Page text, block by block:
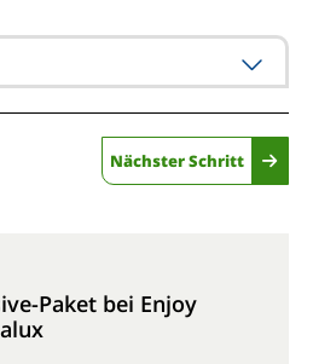
Nächster Schritt
Paket bei Enjoy